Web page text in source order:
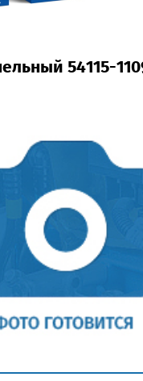
54115-